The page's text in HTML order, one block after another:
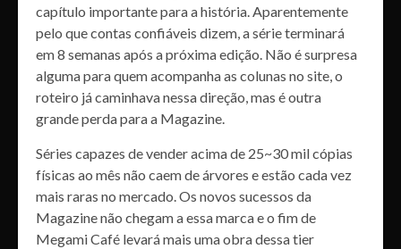
capítulo importante para a história. Aparentemente
pelo que contas confiáveis dizem, a série terminará
em 8 semanas após a próxima edição. Não é surpresa
alguma para quem acompanha as colunas no site, o
roteiro já caminhava nessa direção, mas é outra
grande perda para a Magazine.
Séries capazes de vender acima de 25~30 mil cópias
físicas ao mês não caem de árvores e estão cada vez
mais raras no mercado. Os novos sucessos da
Magazine não chegam a essa marca e o fim de
Megami Café levará mais uma obra dessa tier